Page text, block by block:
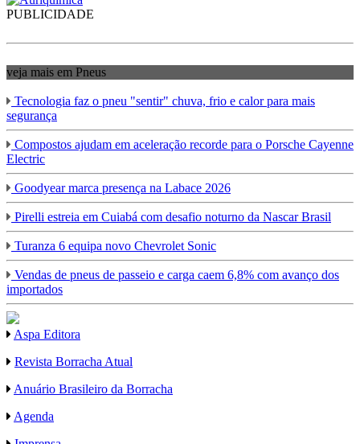
PUBLICIDADE
veja mais em Pneus
Tecnologia faz o pneu "sentir" chuva, frio e calor para mais
segurança
Compostos ajudam em aceleração recorde para o Porsche Cayenne
Electric
Goodyear marca presença na Labace 2026
Pirelli estreia em Cuiabá com desafio noturno da Nascar Brasil
Turanza 6 equipa novo Chevrolet Sonic
Vendas de pneus de passeio e carga caem 6,8% com avanço dos
importados
Aspa Editora
Revista Borracha Atual
Anuário Brasileiro da Borracha
Agenda